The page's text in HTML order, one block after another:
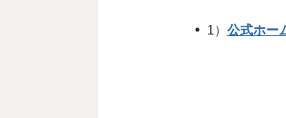
1） 公式ホー